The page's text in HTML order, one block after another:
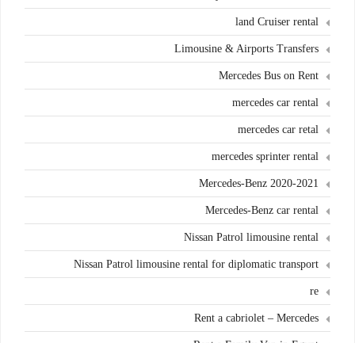
land Cruiser rental
Limousine & Airports Transfers
Mercedes Bus on Rent
mercedes car rental
mercedes car retal
mercedes sprinter rental
Mercedes-Benz 2020-2021
Mercedes-Benz car rental
Nissan Patrol limousine rental
Nissan Patrol limousine rental for diplomatic transport
re
Rent a cabriolet – Mercedes